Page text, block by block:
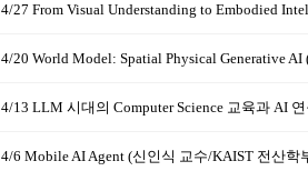
4/27 From Visual Understanding to Embodied
4/20 World Model: Spatial Physical Generative
4/13 LLM 시대의 Computer Science 교육과 AI
4/6 Mobile AI Agent (신인식 교수/KAIST 전산학